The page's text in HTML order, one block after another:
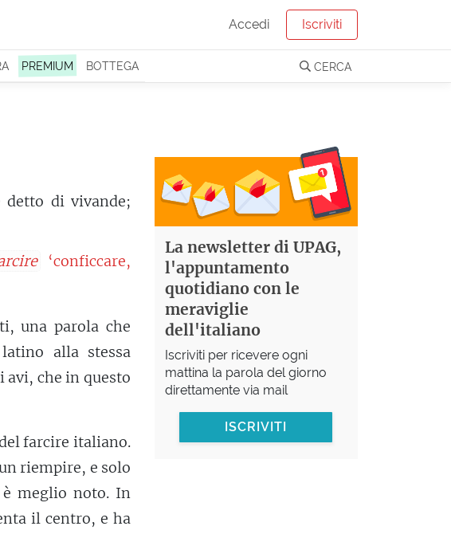
Accedi Iscriviti
PREMIUM BOTTEGA CERCA
detto di vivande;
‘conficcare,
una parola che
alla stessa
avi, che in questo
farcire italiano.
riempire, e solo
meglio noto. In
il centro, e ha
La newsletter di UPAG,
l'appuntamento
quotidiano con le
meraviglie
dell'italiano
Iscriviti per ricevere ogni
mattina la parola del giorno
direttamente via mail
ISCRIVITI